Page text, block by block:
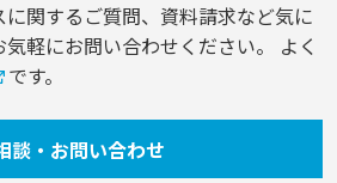
関するご質問、資料請求など気に
軽にお問い合わせください。 よく
です。
談・お問い合わせ